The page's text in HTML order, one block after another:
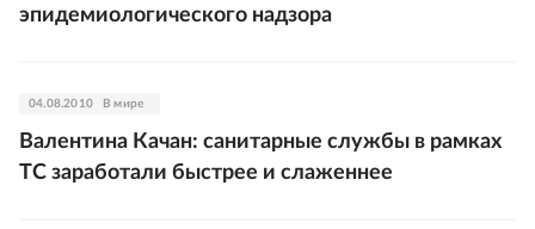
эпидемиологического надзора
04.08.2010 В мире
Валентина Качан: санитарные службы в рамках
ТС заработали быстрее и слаженнее